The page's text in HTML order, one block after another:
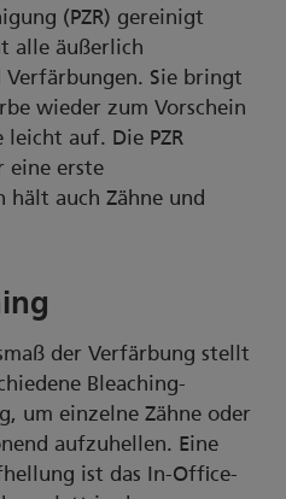
(PZR) gereinigt
alle äußerlich
Verfärbungen. Sie bringt
wieder zum Vorschein
auf. Die PZR
eine erste
hält auch Zähne und
der Verfärbung stellt
Bleaching-
um einzelne Zähne oder
aufzuhellen. Eine
ist das In-Office-